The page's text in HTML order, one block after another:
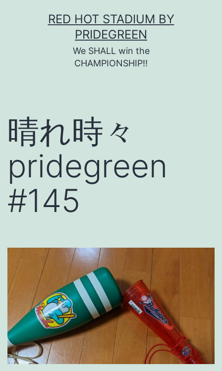
ッ
RED HOT STADIUM BY
PRIDEGREEN
We SHALL win the
CHAMPIONSHIP!!
晴れ時々
pridegreen
#145